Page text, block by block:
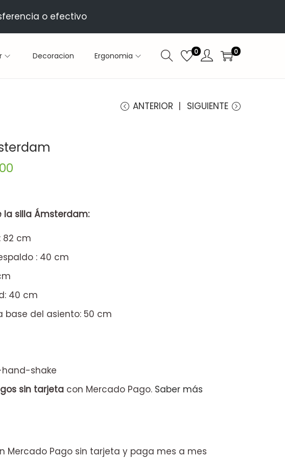
o efectivo
Decoracion Ergonomia 0 0
ANTERIOR SIGUIENTE
la silla Ámsterdam:
82 cm
: 40 cm
40 cm
base del asiento: 50 cm
sin tarjeta con Mercado Pago. Saber más
Mercado Pago sin tarjeta y paga mes a mes